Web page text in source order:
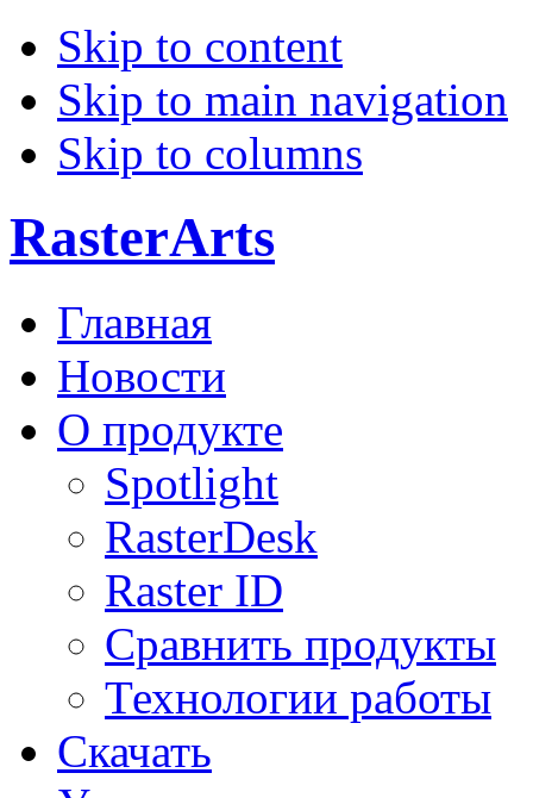
Skip to content
Skip to main navigation
Skip to columns
RasterArts
Главная
Новости
О продукте
Spotlight
RasterDesk
Raster ID
Сравнить продукты
Технологии работы
Скачать